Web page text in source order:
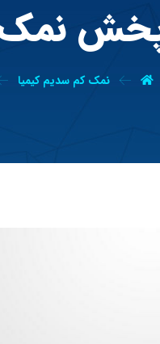
پخش نمک
نمک کم سدیم کیمیا